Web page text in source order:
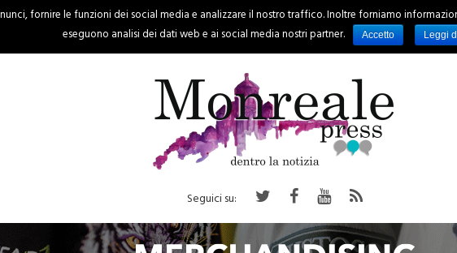
CRONACA PALERMO REGIONE EVENTI RUBRICHE SPORT
Seguici su:
fornire le funzioni dei social media e analizzare il nostro traffico. Inoltre forniamo
eseguono analisi dei dati web e ai social media nostri partner.
Accetto Leggi